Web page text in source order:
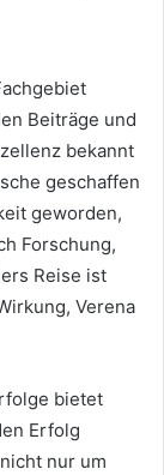
Beiträge und
bekannt
geschaffen
geworden,
Forschung,
Reise ist
Verena
bietet
Erfolg
nur um